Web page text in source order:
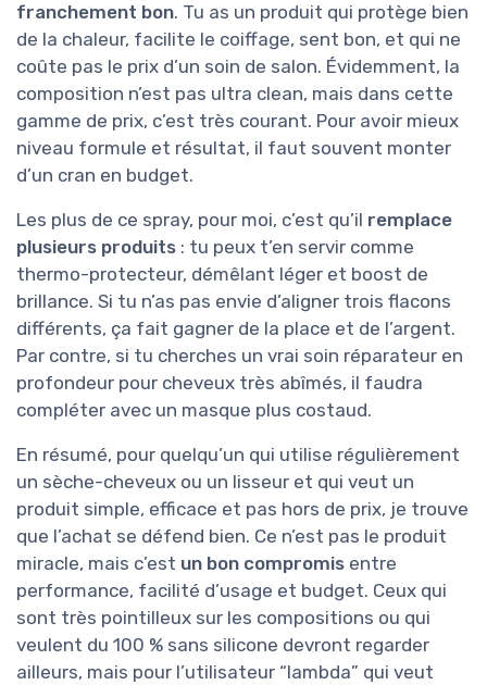
franchement bon. Tu as un produit qui protège bien
de la chaleur, facilite le coiffage, sent bon, et qui ne
coûte pas le prix d’un soin de salon. Évidemment, la
composition n’est pas ultra clean, mais dans cette
gamme de prix, c’est très courant. Pour avoir mieux
niveau formule et résultat, il faut souvent monter
d’un cran en budget.
Les plus de ce spray, pour moi, c’est qu’il remplace
plusieurs produits : tu peux t’en servir comme
thermo-protecteur, démêlant léger et boost de
brillance. Si tu n’as pas envie d’aligner trois flacons
différents, ça fait gagner de la place et de l’argent.
Par contre, si tu cherches un vrai soin réparateur en
profondeur pour cheveux très abîmés, il faudra
compléter avec un masque plus costaud.
En résumé, pour quelqu’un qui utilise régulièrement
un sèche-cheveux ou un lisseur et qui veut un
produit simple, efficace et pas hors de prix, je trouve
que l’achat se défend bien. Ce n’est pas le produit
miracle, mais c’est un bon compromis entre
performance, facilité d’usage et budget. Ceux qui
sont très pointilleux sur les compositions ou qui
veulent du 100 % sans silicone devront regarder
ailleurs, mais pour l’utilisateur “lambda” qui veut